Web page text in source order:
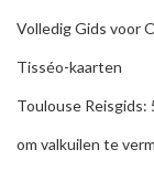
Volledig Gids voor
Tisséo-kaarten
Toulouse
om valkuilen te